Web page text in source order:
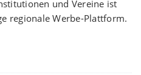
und Vereine ist
regionale Werbe-Plattform.